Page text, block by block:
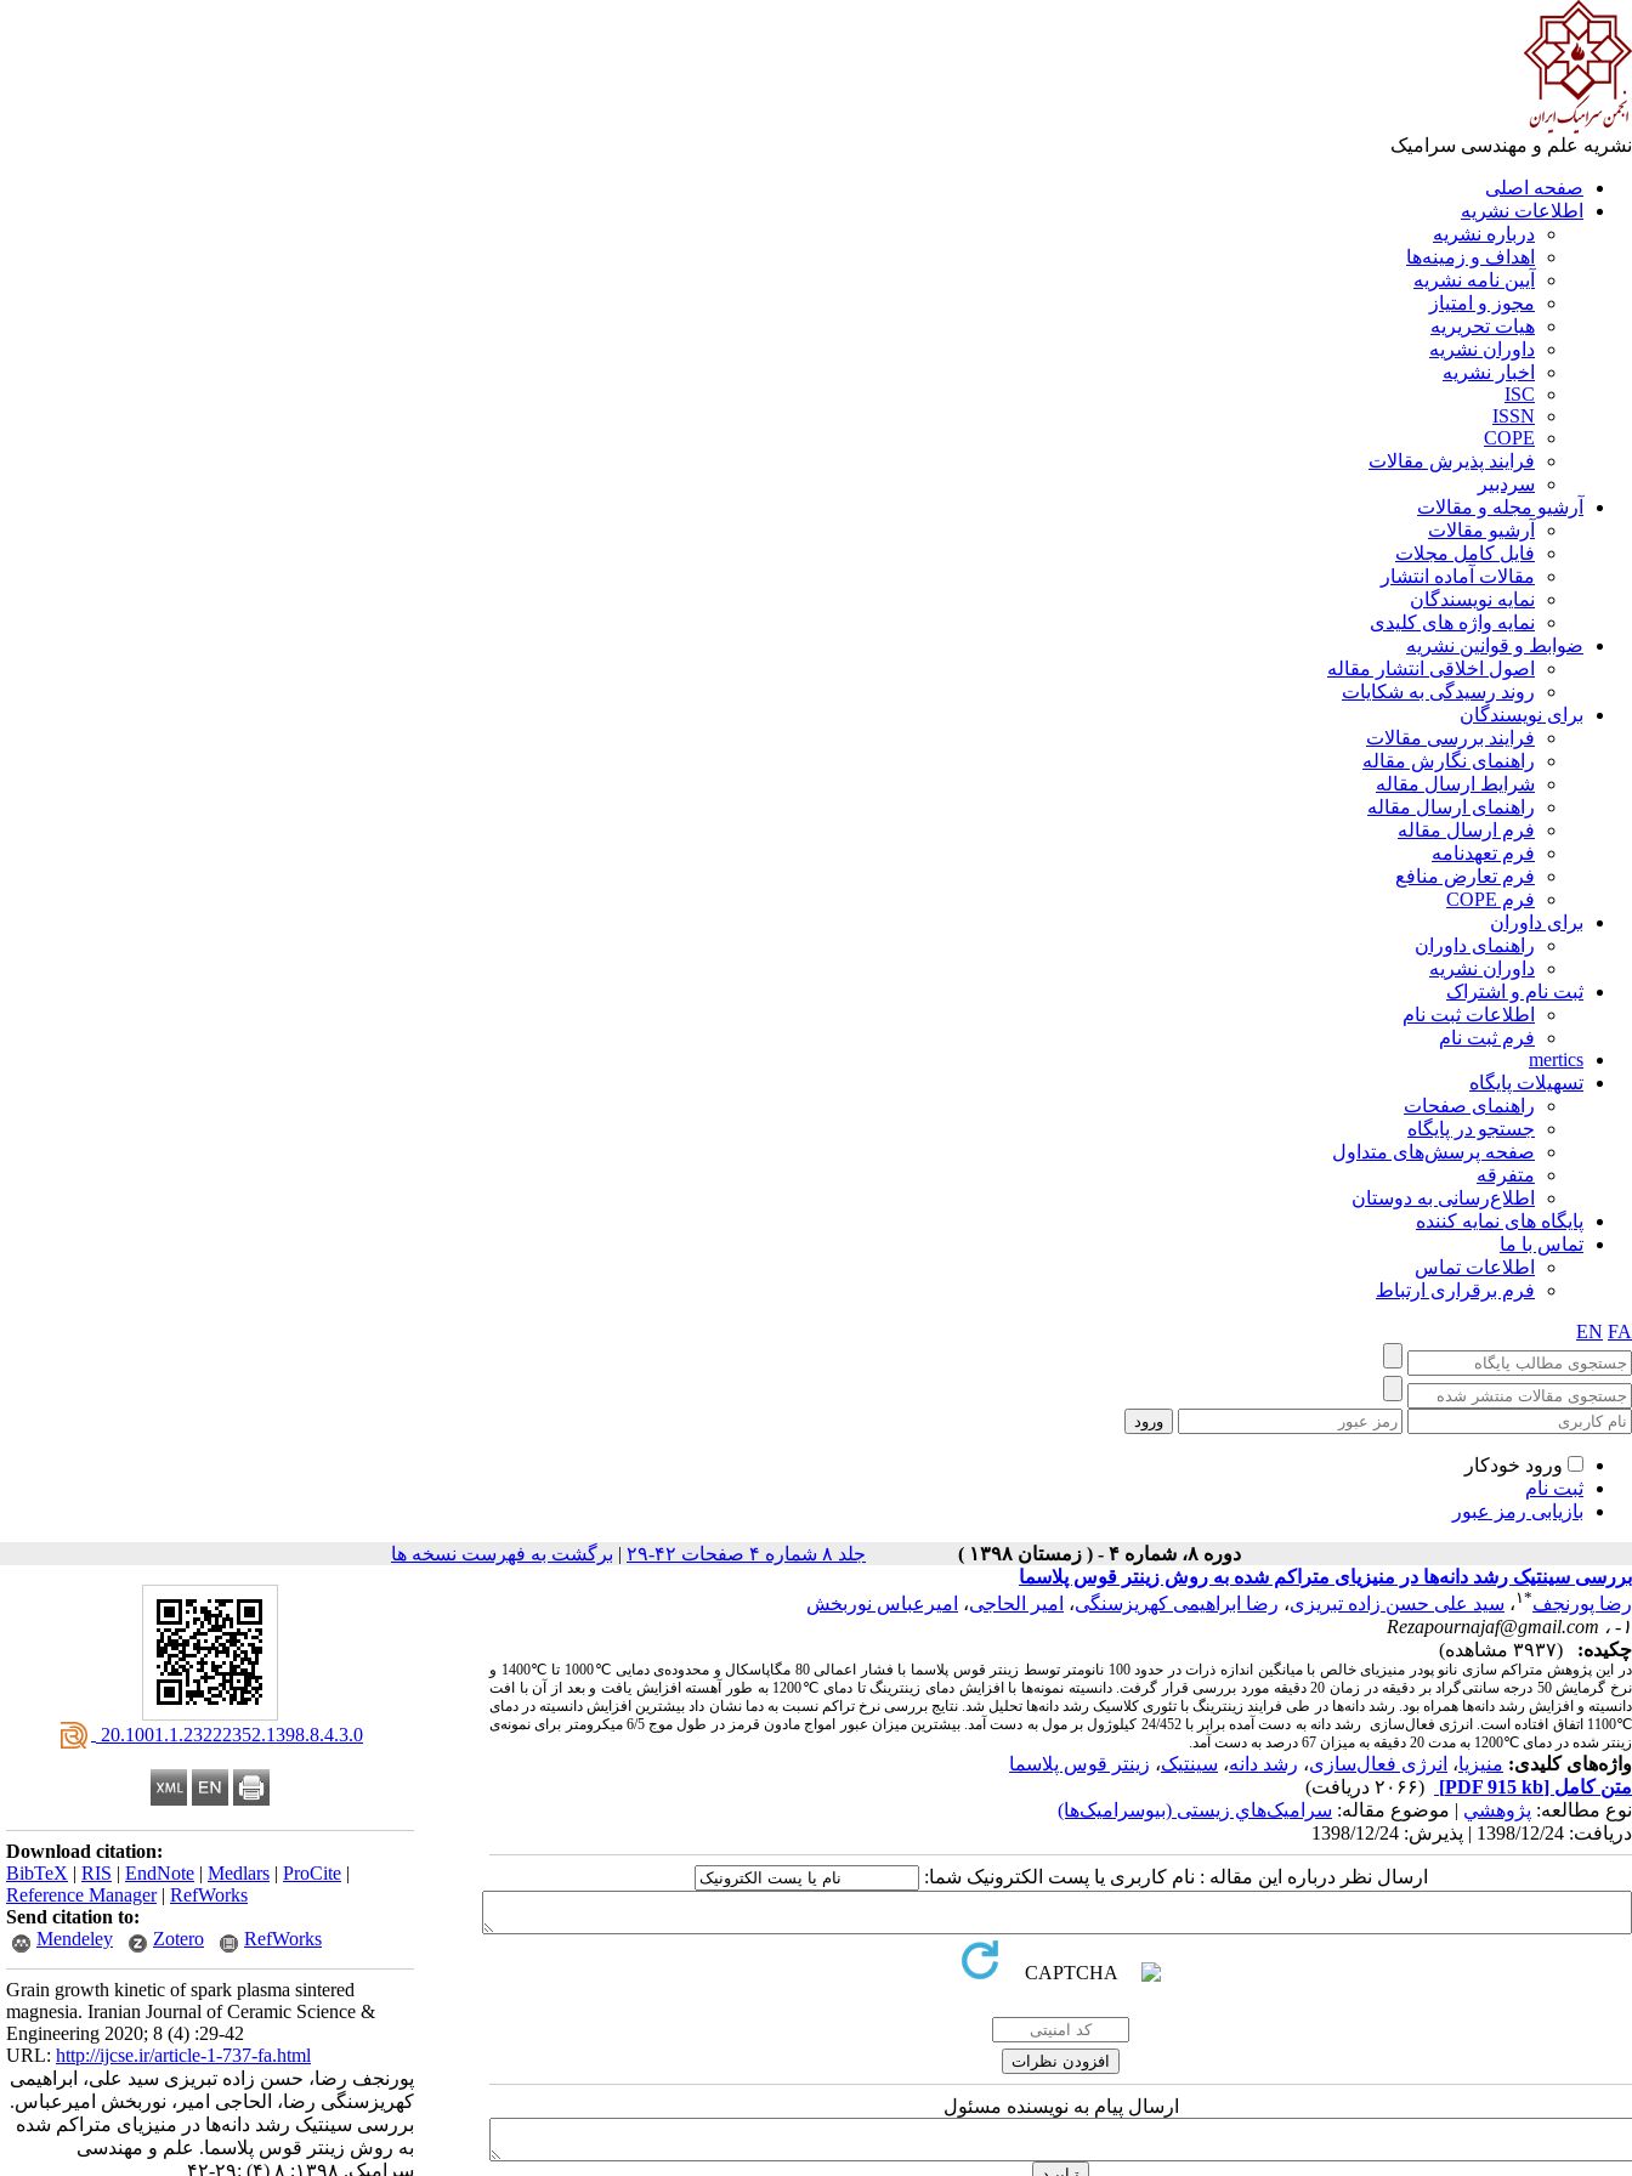
نشریه علم و مهندسی سرامیک
صفحه اصلی
اطلاعات نشریه
درباره نشریه
اهداف و زمینه‌ها
آیین نامه نشریه
مجوز و امتیاز
هیات تحریریه
داوران نشریه
اخبار نشریه
ISC
ISSN
COPE
فرایند پذیرش مقالات
سردبیر
آرشیو مجله و مقالات
آرشیو مقالات
فایل کامل مجلات
مقالات آماده انتشار
نمایه نویسندگان
نمایه واژه های کلیدی
ضوابط و قوانین نشریه
اصول اخلاقی انتشار مقاله
روند رسیدگی به شکایات
برای نویسندگان
فرایند بررسی مقالات
راهنمای نگارش مقاله
شرایط ارسال مقاله
راهنمای ارسال مقاله
فرم ارسال مقاله
فرم تعهدنامه
فرم تعارض منافع
فرم COPE
برای داوران
راهنمای داوران
داوران نشریه
ثبت نام و اشتراک
اطلاعات ثبت نام
فرم ثبت نام
mertics
تسهیلات پایگاه
راهنمای صفحات
جستجو در پایگاه
صفحه پرسش‌های متداول
متفرقه
اطلاع‌رسانی به دوستان
پایگاه های نمایه کننده
تماس با ما
اطلاعات تماس
فرم برقراری ارتباط
EN FA
ورود خودکار
ثبت نام
بازیابی رمز عبور
دوره ۸، شماره ۴ - ( زمستان ۱۳۹۸ ) جلد ۸ شماره ۴ صفحات ۴۲-۲۹ | برگشت به فهرست نسخه ها
‎ 20.1001.1.23222352.1398.8.4.3.0
Download citation:
BibTeX | RIS | EndNote | Medlars | ProCite |
Reference Manager| RefWorks
Send citation to:
Mendeley
Zotero RefWorks
Grain growth kinetic of spark plasma sintered
magnesia. Iranian Journal of Ceramic Science &
Engineering 2020; 8 (4) :29-42
URL: http://ijcse.ir/article-1-737-fa.html
پورنجف رضا، حسن زاده تبریزی سید علی، ابراهیمی
کهریزسنگی رضا، الحاجی امیر، نوربخش امیرعباس.
بررسی سینتیک رشد دانه‌ها در منیزیای متراکم شده
به روش زینتر قوس پلاسما. علم و مهندسی
سرامیک. ۱۳۹۸; ۸ (۴) :۲۹-۴۲
بررسی سینتیک رشد دانه‌ها در منیزیای متراکم شده به روش زینتر قوس پلاسما
رضا پورنجف*۱ ، سید علی حسن زاده تبریزی، رضا ابراهیمی کهریزسنگی، امیر الحاجی، امیرعباس نوربخش
۱- ،
Rezapournajaf@gmail.com
چکیده:
(۳۹۳۷ مشاهده)
در این پژوهش متراکم سازی نانو پودر منیزیای خالص با میانگین اندازه ذرات در حدود 100 نانومتر توسط زینتر قوس پلاسما با فشار اعمالی 80 مگاپاسکال و محدوده‌ی دمایی ℃1000 تا ℃1400 و
نرخ گرمایش 50 درجه سانتی
گراد بر دقیقه در زمان 20 دقیقه مورد بررسی قرار گرفت. دانسیته نمونه
ها با افزایش دمای زینترینگ تا دمای ℃1200 به طور آهسته افزایش یافت و بعد از آن با افت
دانسیته و افزایش رشد دانه‌ها همراه بود. رشد دانهها در طی فرایند زینترینگ با تئوری کلاسیک رشد دانه‌ها تحلیل شد. نتایج بررسی نرخ تراکم نسبت به دما نشان داد بیشترین افزایش دانسیته در دمای
℃1100 اتفاق افتاده است.
انرژی فعال‌سازی
رشد دانه به دست آمده برابر با 24/452 کیلوژول بر مول به دست آمد. بیشترین میزان عبور امواج مادون قرمز در طول موج 6/5 میکرومتر برای نمونه‌ی
زینتر شده در دمای ℃1200 به مدت 20 دقیقه به میزان 67 درصد به دست آمد.
واژه‌های کلیدی: منیزیا، انرژی فعال‌سازی، رشد دانه، سینتیک، زینتر قوس پلاسما
متن کامل [PDF 915 kb]
(۲۰۶۶ دریافت)
نوع مطالعه: پژوهشي | موضوع مقاله: سراميک‌هاي زیستی (بیوسرامیک‌ها)
دریافت: 1398/12/24 | پذیرش: 1398/12/24
ارسال نظر درباره این مقاله : نام کاربری یا پست الکترونیک شما:
ارسال پیام به نویسنده مسئول